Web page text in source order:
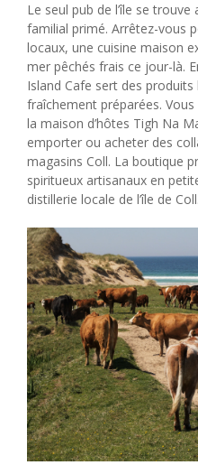
Le seul pub de l’île se
familial primé. Arrêtez-vous
locaux, une cuisine maison
mer pêchés frais ce jour-là.
Island Cafe sert des
fraîchement préparées.
la maison d’hôtes Tigh Na
emporter ou acheter des
magasins Coll. La boutique
spiritueux artisanaux en
distillerie locale de l’île de Coll.